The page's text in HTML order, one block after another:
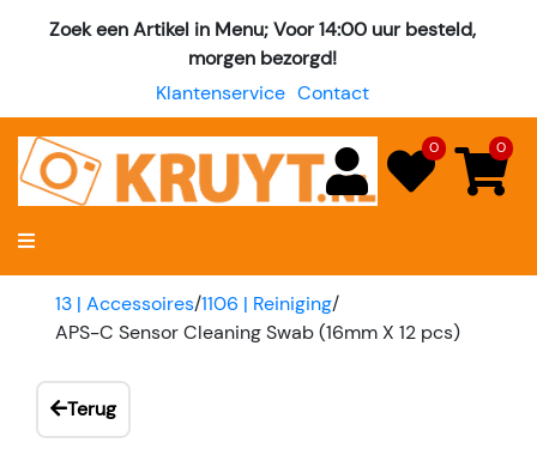
Zoek een Artikel in Menu; Voor 14:00 uur besteld,
morgen bezorgd!
Klantenservice Contact
0 0
13 | Accessoires/1106 | Reiniging/
APS-C Sensor Cleaning Swab (16mm X 12 pcs)
Terug